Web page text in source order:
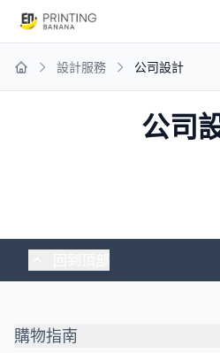
Home 設計服務 公司設計
公司
購物指南